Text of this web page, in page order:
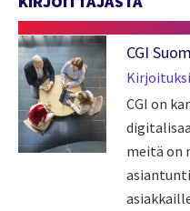
CGI
CGI on
meitä on